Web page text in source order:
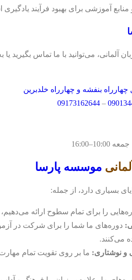
منابع آموزشی برای بهبود فرآیند
می‌توانید با ما تماس بگیرید
بنفشه و چهارراه خلدبرین
–
09173162644
موسسه پارسا
بسیاری دارد، از جمله:
را برای تمام سطوح ارائه می‌دهیم،
دوره‌های ما شما را برای شرکت در
و نوشتاری: ما بر روی تقویت تمام